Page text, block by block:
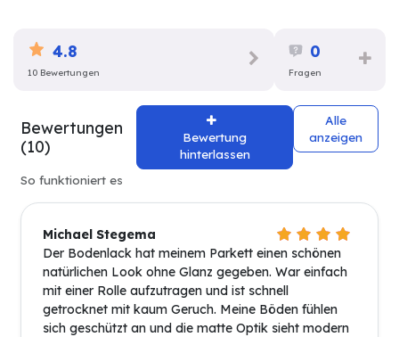
4.8
10 Bewertungen
0
Fragen
Bewertungen
(10)
Bewertung
hinterlassen
Alle
anzeigen
So funktioniert es
Michael Stegema
Der Bodenlack hat meinem Parkett einen schönen
natürlichen Look ohne Glanz gegeben. War einfach
mit einer Rolle aufzutragen und ist schnell
getrocknet mit kaum Geruch. Meine Böden fühlen
sich geschützt an und die matte Optik sieht modern